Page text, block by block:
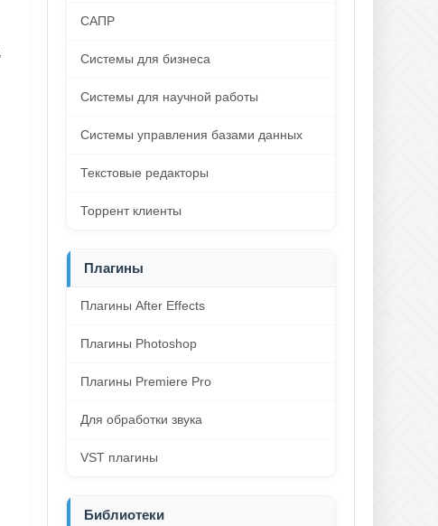
САПР
Системы для бизнеса
Системы для научной работы
Системы управления базами данных
Текстовые редакторы
Торрент клиенты
Плагины
Плагины After Effects
Плагины Photoshop
Плагины Premiere Pro
Для обработки звука
VST плагины
Библиотеки